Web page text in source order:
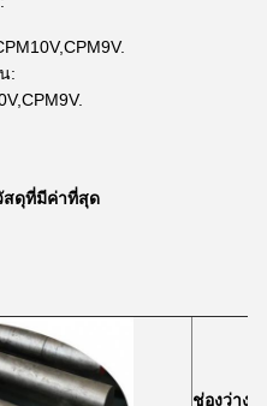
:
สดุที่มีค่าที่สุด
ช่องว่าง